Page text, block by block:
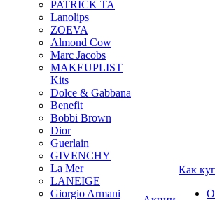
PATRICK TA
Lanolips
ZOEVA
Almond Cow
Marc Jacobs
MAKEUPLIST
Kits
Dolce & Gabbana
Benefit
Bobbi Brown
Dior
Guerlain
GIVENCHY
La Mer
LANEIGE
Giorgio Armani
Как